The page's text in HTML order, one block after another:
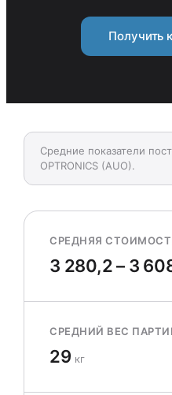
Получить
Средние показатели
OPTRONICS (AUO).
СРЕДНЯЯ
3 280,2 – 3
СРЕДНИЙ ВЕС
29 кг